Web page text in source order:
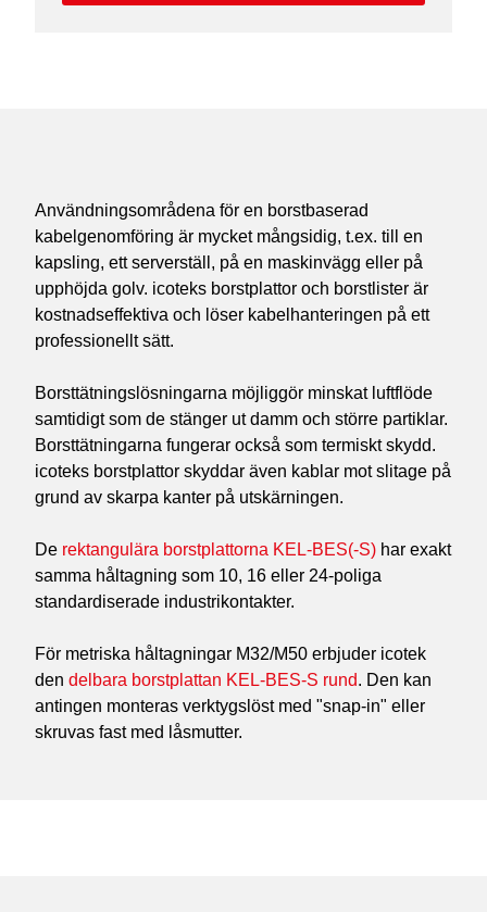
Användningsområdena för en borstbaserad
kabelgenomföring är mycket mångsidig, t.ex. till en
kapsling, ett serverställ, på en maskinvägg eller på
upphöjda golv. icoteks borstplattor och borstlister är
kostnadseffektiva och löser kabelhanteringen på ett
professionellt sätt.
Borsttätningslösningarna möjliggör minskat luftflöde
samtidigt som de stänger ut damm och större partiklar.
Borsttätningarna fungerar också som termiskt skydd.
icoteks borstplattor skyddar även kablar mot slitage på
grund av skarpa kanter på utskärningen.
De rektangulära borstplattorna KEL-BES(-S) har exakt
samma håltagning som 10, 16 eller 24-poliga
standardiserade industrikontakter.
För metriska håltagningar M32/M50 erbjuder icotek
den delbara borstplattan KEL-BES-S rund. Den kan
antingen monteras verktygslöst med "snap-in" eller
skruvas fast med låsmutter.